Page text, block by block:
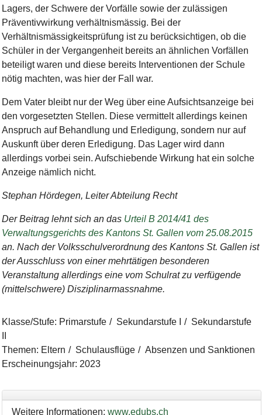
Lagers, der Schwere der Vorfälle sowie der zulässigen
Präventivwirkung verhältnismässig. Bei der
Verhältnismässigkeitsprüfung ist zu berücksichtigen, ob die
Schüler in der Vergangenheit bereits an ähnlichen Vorfällen
beteiligt waren und diese bereits Interventionen der Schule
nötig machten, was hier der Fall war.
Dem Vater bleibt nur der Weg über eine Aufsichtsanzeige bei
den vorgesetzten Stellen. Diese vermittelt allerdings keinen
Anspruch auf Behandlung und Erledigung, sondern nur auf
Auskunft über deren Erledigung. Das Lager wird dann
allerdings vorbei sein. Aufschiebende Wirkung hat ein solche
Anzeige nämlich nicht.
Stephan Hördegen, Leiter Abteilung Recht
Der Beitrag lehnt sich an das Urteil B 2014/41 des
Verwaltungsgerichts des Kantons St. Gallen vom 25.08.2015
an. Nach der Volksschulverordnung des Kantons St. Gallen ist
der Ausschluss von einer mehrtätigen besonderen
Veranstaltung allerdings eine vom Schulrat zu verfügende
(mittelschwere) Disziplinarmassnahme.
Klasse/Stufe: Primarstufe Sekundarstufe I
Sekundarstufe
Themen: Eltern Schulausflüge
Absenzen und Sanktionen
Erscheinungsjahr: 2023
Weitere Informationen: www.edubs.ch